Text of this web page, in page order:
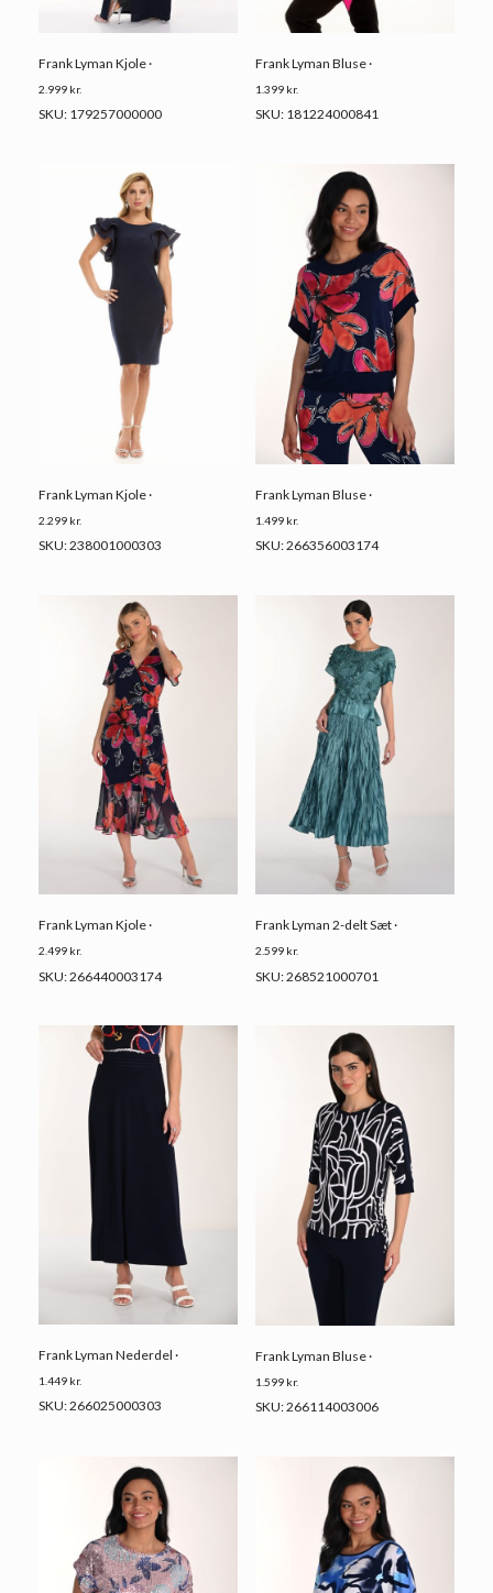
Frank Lyman Kjole ·
2.999 kr.
SKU: 179257000000
Frank Lyman Bluse ·
1.399 kr.
SKU: 181224000841
Frank Lyman Kjole ·
2.299 kr.
SKU: 238001000303
Frank Lyman Bluse ·
1.499 kr.
SKU: 266356003174
Frank Lyman Kjole ·
2.499 kr.
SKU: 266440003174
Frank Lyman 2-delt Sæt ·
2.599 kr.
SKU: 268521000701
Frank Lyman Nederdel ·
1.449 kr.
SKU: 266025000303
Frank Lyman Bluse ·
1.599 kr.
SKU: 266114003006